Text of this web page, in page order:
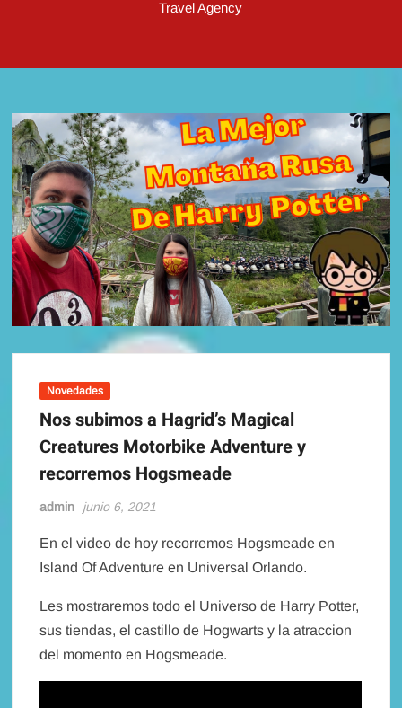
Travel Agency
Novedades
Nos subimos a Hagrid’s Magical
Creatures Motorbike Adventure y
recorremos Hogsmeade
admin junio 6, 2021
En el video de hoy recorremos Hogsmeade en
Island Of Adventure en Universal Orlando.
Les mostraremos todo el Universo de Harry Potter,
sus tiendas, el castillo de Hogwarts y la atraccion
del momento en Hogsmeade.